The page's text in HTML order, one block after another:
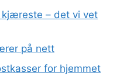
kjæreste – det vi vet
på nett
for hjemmet